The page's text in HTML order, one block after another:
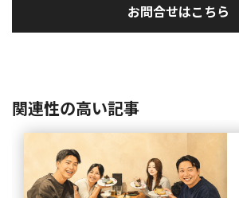
お問合せはこちら
関連性の高い記事